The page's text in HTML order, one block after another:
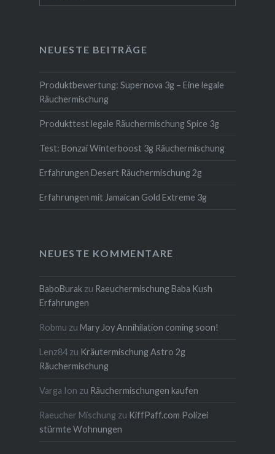
NEUESTE BEITRÄGE
Produktbewertung: Supernova 3g – Eine legale
Räuchermischung
Produkttest legale Räuchermischung Spice 3g
Test: Bonzai Winterboost 3g Räuchermischung
Erfahrungen Desert Räuchermischung 2g
Erfahrungen mit Jamaican Gold Extreme 3g
NEUESTE KOMMENTARE
BaboBurakzu Raeuchermischung Baba Kush
Erfahrungen
Robmu zu Mary Joy Annihilation coming soon!
Lenz84zu Kräutermischung Astro 2g
Räuchermischung
Varga Ion zu Räuchermischungen kaufen
Raeucher Mischung zu KiffPaff.com Polizei
stürmte Wohnungen